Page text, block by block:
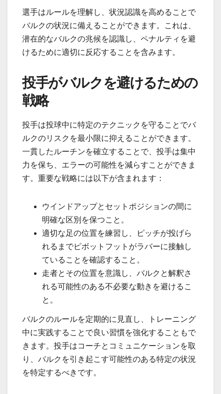
選手はルールを理解し、状況認識を高めることで
バルクの状況に備えることができます。これは、
潜在的なバルクの兆候を認識し、ペナルティを避
けるために適切に反応することを含みます。
投手がバルクを避けるための
戦略
投手は投球中に特定のテクニックを守ることでバ
ルクのリスクを最小限に抑えることができます。
一貫したルーチンを確立することで、投手は集中
力を保ち、エラーの可能性を減らすことができま
す。重要な戦略には以下が含まれます：
ウインドアップとセットポジションの間に
明確な区別を保つこと。
適切な足の位置を練習し、ピッチが投げら
れるまでピボットフットがラバーに接触し
ていることを確認すること。
走者とその位置を意識し、バルクと解釈さ
れる可能性のある不必要な動きを避けるこ
と。
バルクのルールを定期的に見直し、トレーニング
中に実践することで良い習慣を強化することもで
きます。投手はコーチとコミュニケーションを取
り、バルクを引き起こす可能性のある特定の状況
を特定するべきです。